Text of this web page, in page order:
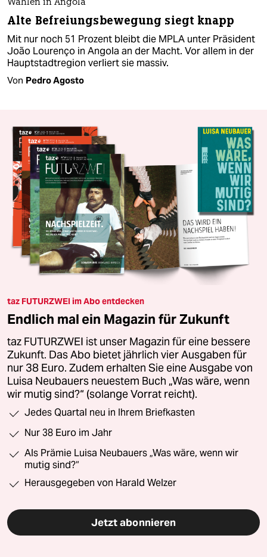
Wahlen in Angola
Alte Befreiungsbewegung siegt knapp
Mit nur noch 51 Prozent bleibt die MPLA unter Präsident
João Lourenço in Angola an der Macht. Vor allem in der
Hauptstadtregion verliert sie massiv.
Von Pedro Agosto
taz FUTURZWEI im Abo entdecken
Endlich mal ein Magazin für Zukunft
taz FUTURZWEI ist unser Magazin für eine bessere
Zukunft. Das Abo bietet jährlich vier Ausgaben für
nur 38 Euro. Zudem erhalten Sie eine Ausgabe von
Luisa Neubauers neuestem Buch „Was wäre, wenn
wir mutig sind?“ (solange Vorrat reicht).
Jedes Quartal neu in Ihrem Briefkasten
Nur 38 Euro im Jahr
Als Prämie Luisa Neubauers „Was wäre, wenn wir
mutig sind?“
Herausgegeben von Harald Welzer
Jetzt abonnieren